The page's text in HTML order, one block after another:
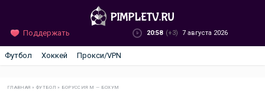
Поддержать 20:58 (+3) 7 августа 2026
Футбол Хоккей Прокси/VPN
ГЛАВНАЯ »ФУТБОЛ » БОРУССИЯ М — БОХУМ